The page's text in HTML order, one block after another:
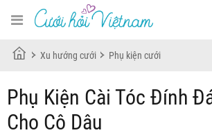
Xu hướng cưới Phụ kiện cưới
Phụ Kiện Cài Tóc Đính
Cho Cô Dâu